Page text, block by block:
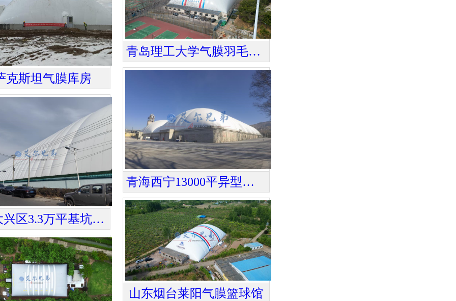
克斯坦气膜库房
青岛理工大学气膜羽毛球馆项目
青海西宁13000平异型连体气膜仓库
北京大兴区3.3万平基坑气膜
山东烟台莱阳气膜篮球馆